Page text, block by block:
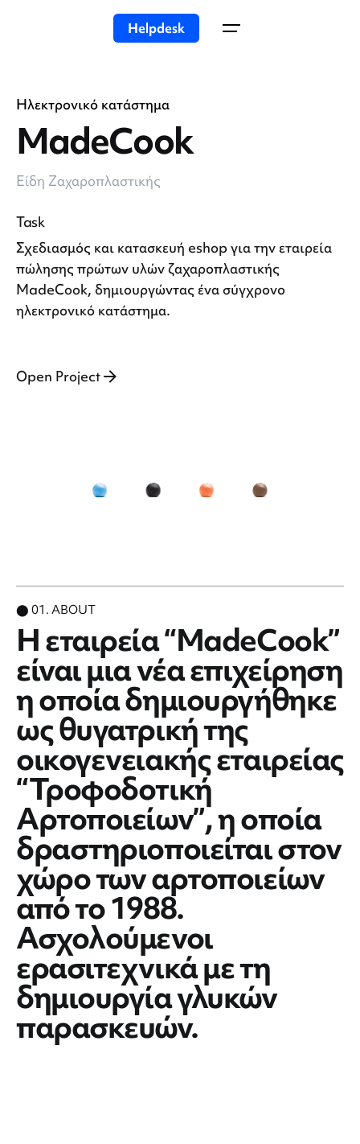
Helpdesk
Ηλεκτρονικό κατάστημα
MadeCook
Είδη Ζαχαροπλαστικής
Task
Σχεδιασμός και κατασκευή eshop για την εταιρεία
πώλησης πρώτων υλών ζαχαροπλαστικής
MadeCook, δημιουργώντας ένα σύγχρονο
ηλεκτρονικό κατάστημα.
Open Project
⬤ 01. ABOUT
Η εταιρεία “MadeCook”
είναι μια νέα επιχείρηση
η οποία δημιουργήθηκε
ως θυγατρική της
οικογενειακής εταιρείας
“Τροφοδοτική
Αρτοποιείων”, η οποία
δραστηριοποιείται στον
χώρο των αρτοποιείων
από το 1988.
Ασχολούμενοι
ερασιτεχνικά με τη
δημιουργία γλυκών
παρασκευών.